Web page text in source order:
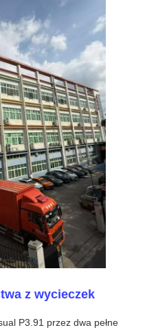
z wycieczek
P3.91 przez dwa pełne